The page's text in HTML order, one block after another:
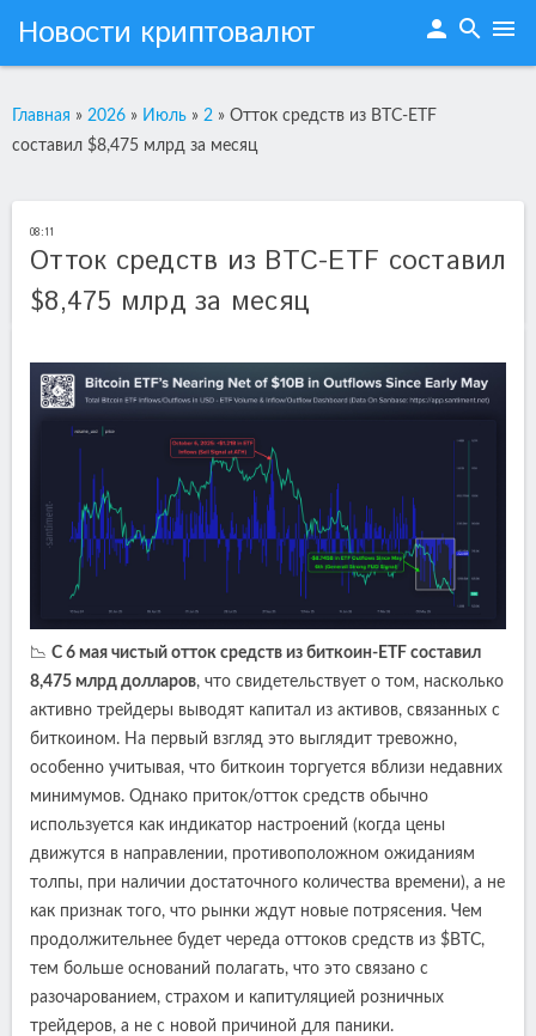
Новости криптовалют person search menu
Главная » 2026 » Июль » 2 » Отток средств из BTC-ETF
составил $8,475 млрд за месяц
08:11
Отток средств из BTC-ETF составил
$8,475 млрд за месяц
📉 С 6 мая чистый отток средств из биткоин-ETF составил
8,475 млрд долларов, что свидетельствует о том, насколько
активно трейдеры выводят капитал из активов, связанных с
биткоином. На первый взгляд это выглядит тревожно,
особенно учитывая, что биткоин торгуется вблизи недавних
минимумов. Однако приток/отток средств обычно
используется как индикатор настроений (когда цены
движутся в направлении, противоположном ожиданиям
толпы, при наличии достаточного количества времени), а не
как признак того, что рынки ждут новые потрясения. Чем
продолжительнее будет череда оттоков средств из $BTC,
тем больше оснований полагать, что это связано с
разочарованием, страхом и капитуляцией розничных
трейдеров, а не с новой причиной для паники.